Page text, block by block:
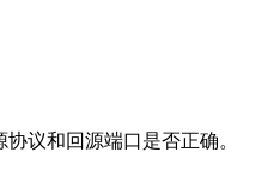
议和回源端口是否正确。